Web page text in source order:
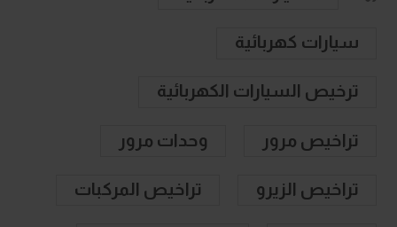
سيارات كهربائية
ترخيص السيارات الكهربائية
تراخيص مرور وحدات مرور
تراخيص الزيرو تراخيص المركبات